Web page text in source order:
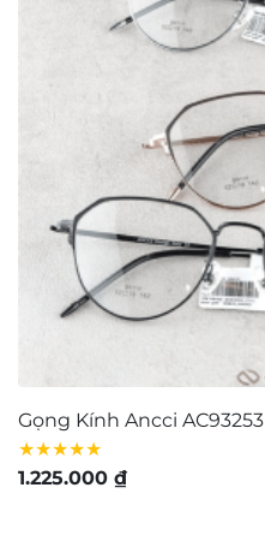
Gọng Kính Ancci AC93253
★★★★★
1.225.000 ₫